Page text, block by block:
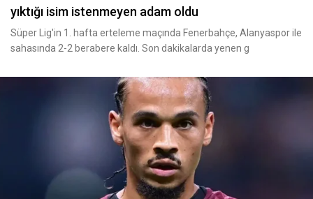
yıktığı isim istenmeyen adam oldu
Süper Lig'in 1. hafta erteleme maçında Fenerbahçe, Alanyaspor ile
sahasında 2-2 berabere kaldı. Son dakikalarda yenen g